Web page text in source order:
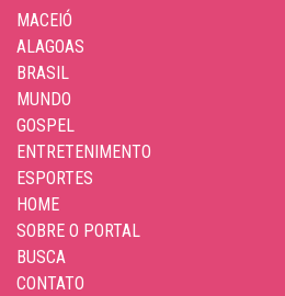
MACEIÓ
ALAGOAS
BRASIL
MUNDO
GOSPEL
ENTRETENIMENTO
ESPORTES
HOME
SOBRE O PORTAL
BUSCA
CONTATO